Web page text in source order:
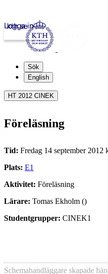
kth.se
Logga in
Sök
English
HT 2012 CINEK
Föreläsning
Tid: Fredag 14 september 2012
Plats: E1
Aktivitet: Föreläsning
Lärare: Tomas Ekholm ()
Studentgrupper: CINEK1
Schemahandläggare skapade